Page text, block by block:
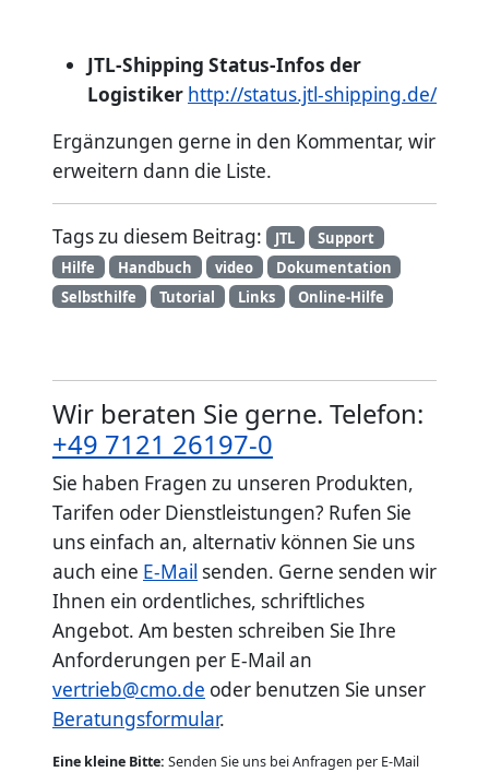
JTL-Shipping Status-Infos der
Logistiker http://status.jtl-shipping.de/
Ergänzungen gerne in den Kommentar, wir
erweitern dann die Liste.
Tags zu diesem Beitrag: JTL
Support
Hilfe
Handbuch video
Dokumentation
Selbsthilfe
Tutorial Links Online-Hilfe
Wir beraten Sie gerne. Telefon:
+49 7121 26197-0
Sie haben Fragen zu unseren Produkten,
Tarifen oder Dienstleistungen? Rufen Sie
uns einfach an, alternativ können Sie uns
auch eine E-Mail senden. Gerne senden wir
Ihnen ein ordentliches, schriftliches
Angebot. Am besten schreiben Sie Ihre
Anforderungen per E-Mail an
vertrieb@cmo.de oder benutzen Sie unser
Beratungsformular.
Eine kleine Bitte: Senden Sie uns bei Anfragen per E-Mail